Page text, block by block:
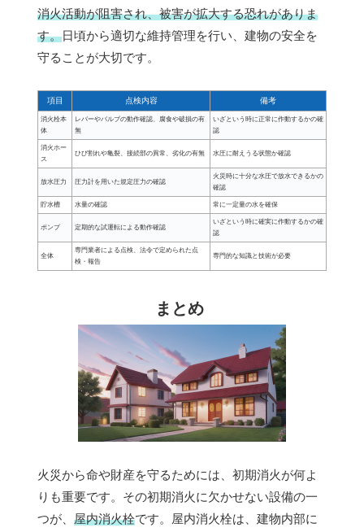
消火活動が阻害され、被害が拡大する恐れがありま
す。日頃から適切な維持管理を行い、建物の安全を
守ることが大切です。
項目 点検内容 備考
消火栓本
体
レバーやバルブの動作確認、腐食や破損の有
無
いざという時に正常に作動するかの確
認
消火ホー
ス
ひび割れや亀裂、接続部の異常、劣化の有無 水圧に耐えうる状態か確認
放水圧力 圧力計を用いた規定圧力の確認
火災時に十分な水圧で放水できるかの
確認
貯水槽 水量の確認 常に一定量の水を確保
ポンプ 定期的な試運転による動作確認
いざという時に確実に作動するかの確
認
全体
専門業者による点検、法令で定められた点
検・報告
専門的な知識と技術が必要
まとめ
火災から命や財産を守るためには、初期消火が何よ
りも重要です。その初期消火に欠かせない設備の一
つが、 屋内消火栓です。屋内消火栓は、建物内部に